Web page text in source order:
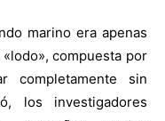
marino era apenas
compuesta por
completamente sin
los investigadores